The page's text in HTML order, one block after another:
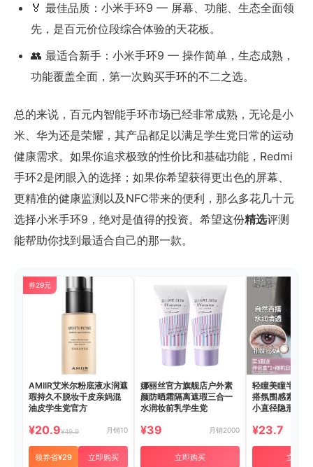
🏅 最佳品质：小米手环9 — 屏幕、功能、生态全面领
先，是百元价位段综合体验的天花板。
👥 最适合新手：小米手环9 — 操作简单，生态成熟，
功能覆盖全面，第一次购买手环的不二之选。
总的来说，百元内智能手环市场已经非常成熟，无论是小
米、华为还是荣耀，其产品都足以满足学生党日常的运动
健康需求。如果你追求极致的性价比和基础功能，Redmi
手环2是闭眼入的选择；如果你希望获得更出色的屏幕、
更精准的健康监测以及NFC带来的便利，那么多花几十元
选择小米手环9，绝对是值得的投资。希望这份精选评测
能帮助你找到最适合自己的那一款。
券29元
AMIIR艾米尔粉底液水润遮
瑕持久不脱妆干皮亲妈混
油皮学生党官方
¥20.9¥49.9 月销10
领券省¥29 立即购买
娜丽丝官方旗舰店户外素
颜防晒霜隔离遮瑕三合一
水润妆前乳学生党
¥39 月销2000
立即购买
轻瞳美瞳半年抛
搭氛围感素颜
小直径隐形眼镜
¥23.7
立即购